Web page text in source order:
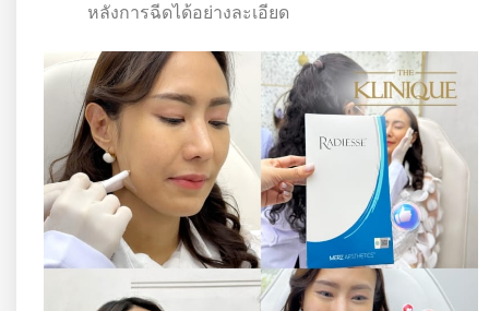
หลังการฉีดได้อย่างละเอียด